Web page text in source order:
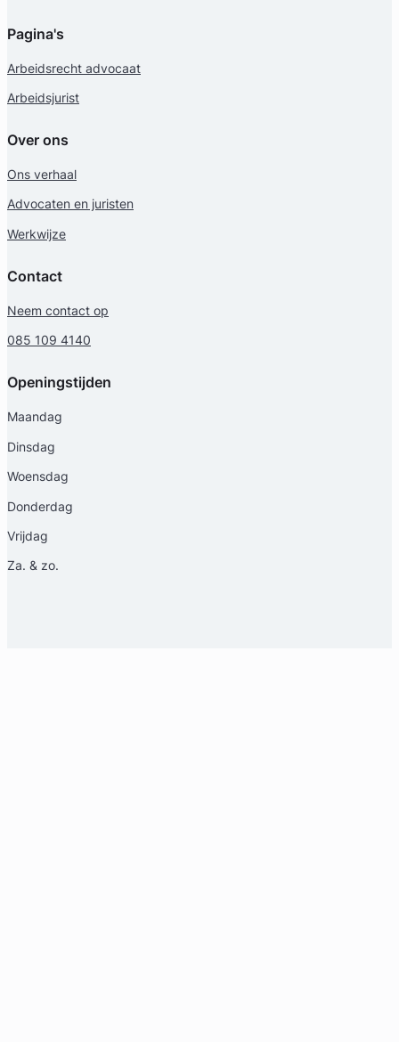
Pagina's
Arbeidsrecht advocaat
Arbeidsjurist
Over ons
Ons verhaal
Advocaten en juristen
Werkwijze
Contact
Neem contact op
085 109 4140
Openingstijden
Maandag
Dinsdag
Woensdag
Donderdag
Vrijdag
Za. & zo.